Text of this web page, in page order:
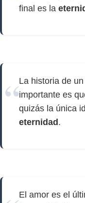
final es la
La historia de
importante es
quizás la única
eternidad .
El amor es el